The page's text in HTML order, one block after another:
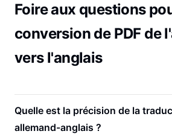
Foire aux questions
conversion de PDF de
vers l'anglais
Quelle est la précision de la
allemand-anglais ?